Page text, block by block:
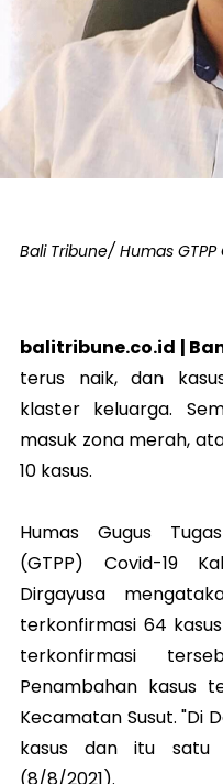
Bali Tribune/ Humas
balitribune.co.id |
terus naik, dan
klaster keluarga.
masuk zona merah,
10 kasus.
Humas Gugus
(GTPP) Covid-19
Dirgayusa
terkonfirmasi 64
terkonfirmasi
Penambahan kasus
Kecamatan Susut. "Di
kasus dan itu satu